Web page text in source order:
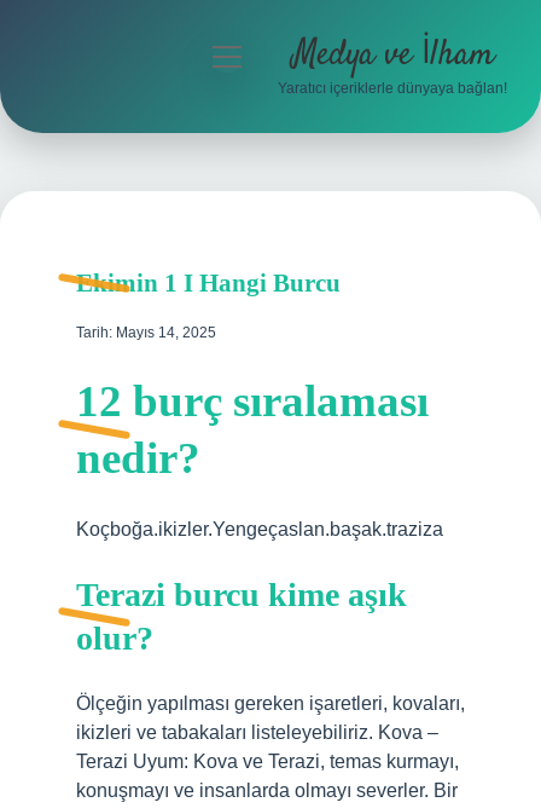
Hakkımızda
menüyü
Medya ve İlham
Yaratıcı içeriklerle dünyaya bağlan!
Ekimin 1 I Hangi Burcu
Tarih: Mayıs 14, 2025
12 burç sıralaması
nedir?
Koçboğa.ikizler.Yengeçaslan.başak.traziza
Terazi burcu kime aşık
olur?
Ölçeğin yapılması gereken işaretleri, kovaları,
ikizleri ve tabakaları listeleyebiliriz. Kova –
Terazi Uyum: Kova ve Terazi, temas kurmayı,
konuşmayı ve insanlarda olmayı severler. Bir